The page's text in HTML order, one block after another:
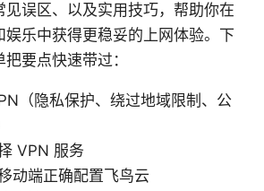
见误区、以及实用技巧，帮助你在
娱乐中获得更稳妥的上网体验。下
要点快速带过：
（隐私保护、绕过地域限制、公
VPN 服务
动端正确配置飞鸟云